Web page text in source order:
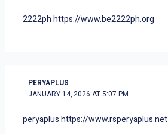
2222phhttps://www.be2222ph.org
PERYAPLUS
JANUARY 14, 2026 AT 5:07 PM
peryaplushttps://www.rsperyaplus.net